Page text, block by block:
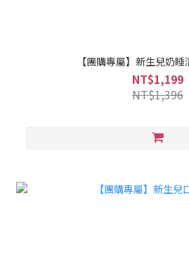
【團購專屬】新生兒奶
NT$1,199
NT$1,396